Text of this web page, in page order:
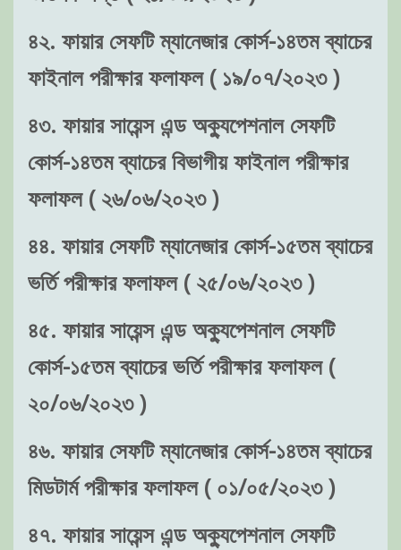
৪২. ফায়ার সেফটি ম্যানেজার কোর্স-১৪তম ব্যাচের
ফাইনাল পরীক্ষার ফলাফল ( ১৯/০৭/২০২৩ )
৪৩. ফায়ার সায়েন্স এন্ড অক্যুপেশনাল সেফটি
কোর্স-১৪তম ব্যাচের বিভাগীয় ফাইনাল পরীক্ষার
ফলাফল ( ২৬/০৬/২০২৩ )
৪৪. ফায়ার সেফটি ম্যানেজার কোর্স-১৫তম ব্যাচের
ভর্তি পরীক্ষার ফলাফল ( ২৫/০৬/২০২৩ )
৪৫. ফায়ার সায়েন্স এন্ড অক্যুপেশনাল সেফটি
কোর্স-১৫তম ব্যাচের ভর্তি পরীক্ষার ফলাফল (
২০/০৬/২০২৩ )
৪৬. ফায়ার সেফটি ম্যানেজার কোর্স-১৪তম ব্যাচের
মিডটার্ম পরীক্ষার ফলাফল ( ০১/০৫/২০২৩ )
৪৭. ফায়ার সায়েন্স এন্ড অক্যুপেশনাল সেফটি